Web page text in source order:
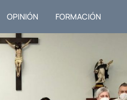
OPINIÓN FORMACIÓN